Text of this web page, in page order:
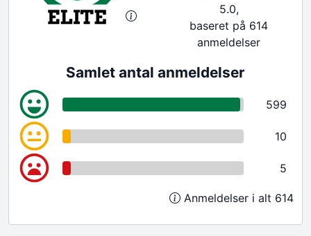
5.0,
baseret på 614
anmeldelser
Samlet antal anmeldelser
599
10
5
Anmeldelser i alt 614